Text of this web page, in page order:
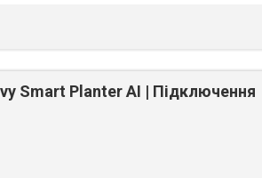
Smart Planter AI | Підключення